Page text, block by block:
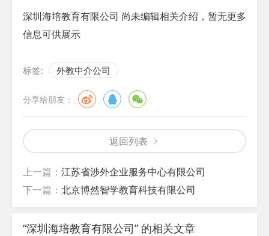
深圳海培教育有限公司 尚未编辑相关介绍，暂无更多
信息可供展示
标签: 外教中介公司
分享给朋友：
返回列表
上一篇： 江苏省涉外企业服务中心有限公司
下一篇： 北京博然智学教育科技有限公司
“深圳海培教育有限公司” 的相关文章